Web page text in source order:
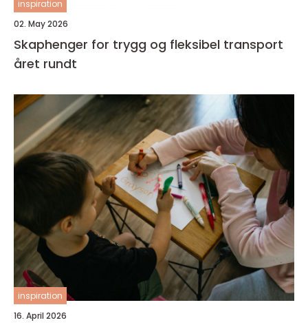
inspiration
02. May 2026
Skaphenger for trygg og fleksibel transport
året rundt
inspiration
16. April 2026